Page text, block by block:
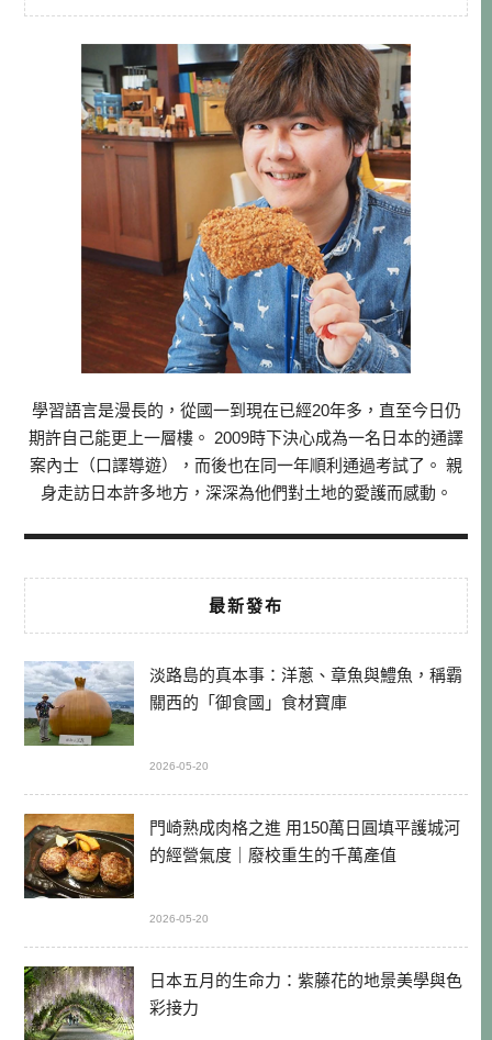
學習語言是漫長的，從國一到現在已經20年多，直至今日仍
期許自己能更上一層樓。 2009時下決心成為一名日本的通譯
案內士（口譯導遊），而後也在同一年順利通過考試了。 親
身走訪日本許多地方，深深為他們對土地的愛護而感動。
最新發布
淡路島的真本事：洋蔥、章魚與鱧魚，稱霸
關西的「御食國」食材寶庫
2026-05-20
門崎熟成肉格之進 用150萬日圓填平護城河
的經營氣度｜廢校重生的千萬產值
2026-05-20
日本五月的生命力：紫藤花的地景美學與色
彩接力